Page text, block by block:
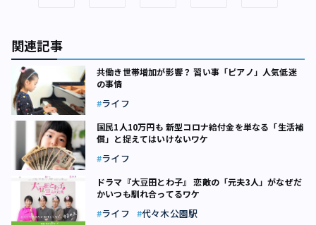
関連記事
共働き世帯増加が影響？ 習い事「ピアノ」人気低迷
の事情
ライフ
国民1人10万円も 新型コロナ給付金を単なる「生活補
償」と捉えてはいけないワケ
ライフ
ドラマ『大豆田とわ子』 恋敵の「元夫3人」がなぜだ
かいつも馴れ合ってるワケ
ライフ 代々木公園駅